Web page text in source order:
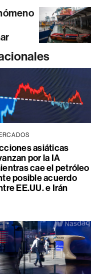
asiáticas
por la IA
cae el petróleo
posible acuerdo
EE.UU. e Irán